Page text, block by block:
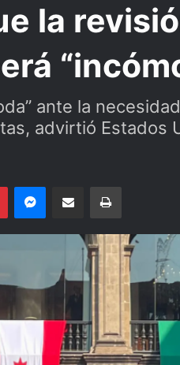
la
ante la
advirtió Estados
PinterestMessenger
Compartir por email Imprimir